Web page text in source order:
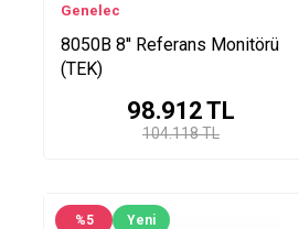
Genelec
8050B 8'' Referans Monitörü
(TEK)
104.118 TL
98.912TL
%5 Yeni